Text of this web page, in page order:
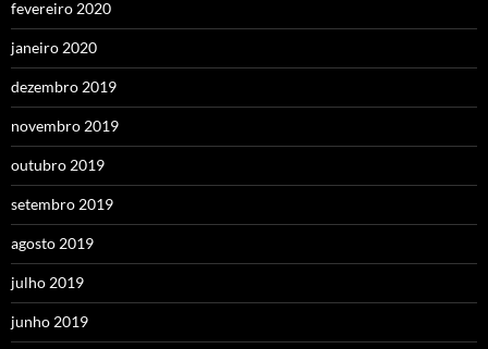
fevereiro 2020
janeiro 2020
dezembro 2019
novembro 2019
outubro 2019
setembro 2019
agosto 2019
julho 2019
junho 2019